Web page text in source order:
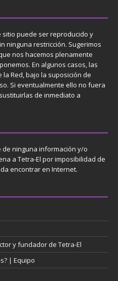
sitio puede ser reproducido y
ninguna restricción. Sugerimos
nos hacemos plenamente
En algunos casos, las
Red, bajo la suposición de
Si eventualmente ello no fuera
de inmediato a
de ninguna información y/o
a Tetra-El por imposibilidad de
encontrar en Internet.
y fundador de Tetra-El
| Equipo